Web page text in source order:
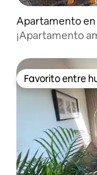
Apartamento
¡Apartamento
Favorito entre
Favorito entre